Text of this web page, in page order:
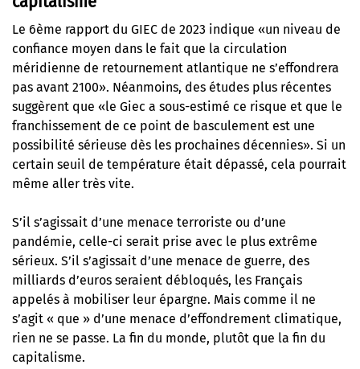
Le 6ème rapport du GIEC de 2023 indique «un niveau de
confiance moyen dans le fait que la circulation
méridienne de retournement atlantique ne s’effondrera
pas avant 2100». Néanmoins, des études plus récentes
suggèrent que «le Giec a sous-estimé ce risque et que le
franchissement de ce point de basculement est une
possibilité sérieuse dès les prochaines décennies». Si un
certain seuil de température était dépassé, cela pourrait
même aller très vite.
S’il s’agissait d’une menace terroriste ou d’une
pandémie, celle-ci serait prise avec le plus extrême
sérieux. S’il s’agissait d’une menace de guerre, des
milliards d’euros seraient débloqués, les Français
appelés à mobiliser leur épargne. Mais comme il ne
s’agit « que » d’une menace d’effondrement climatique,
rien ne se passe. La fin du monde, plutôt que la fin du
capitalisme.